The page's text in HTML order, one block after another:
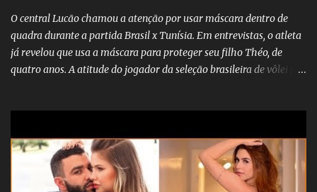
O central Lucão chamou a atenção por usar máscara dentro de
quadra durante a partida Brasil x Tunísia. Em entrevistas, o atleta
já revelou que usa a máscara para proteger seu filho Théo, de
quatro anos. A atitude do jogador da seleção brasileira de vôlei foi
Marta marcou duas vezes, Debinha, Andressa Alves e Bia
Zaneratto foram autoras dos gols. Juliette, embaixadora
‎@Globoplay mandou um xero para as meninas e falou do seu